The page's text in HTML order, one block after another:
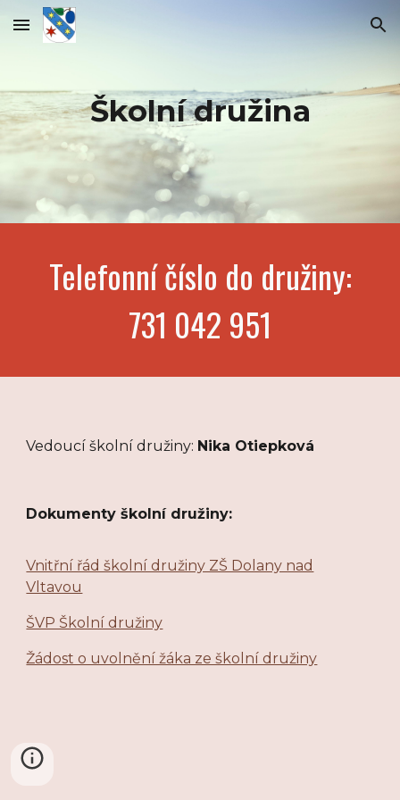
Skip to main content Skip to navigation
Školní družina
Telefonní číslo do družiny:
731 042 951
Vedoucí školní družiny: Nika Otiepková
Dokumenty školní družiny:
Vnitřní řád školní družiny ZŠ Dolany nad
Vltavou
ŠVP Školní družiny
Žádost o uvolnění žáka ze školní družiny